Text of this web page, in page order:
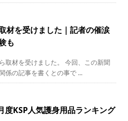
材を受けました｜記者の催涙
も
取材を受けました。 今回、この新聞
係の記事を書くとの事で ...
度KSP人気護身用品ランキング